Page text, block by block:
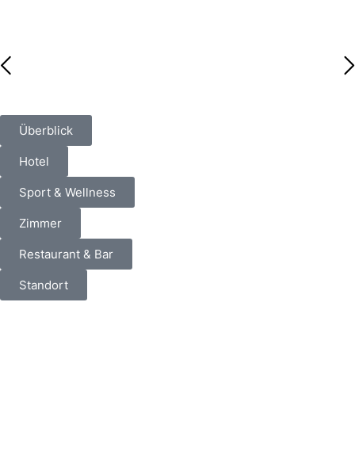
Überblick
Hotel
Sport & Wellness
Zimmer
Restaurant & Bar
Standort